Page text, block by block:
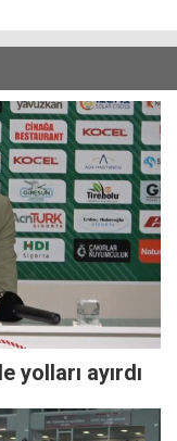
yolları ayırdı